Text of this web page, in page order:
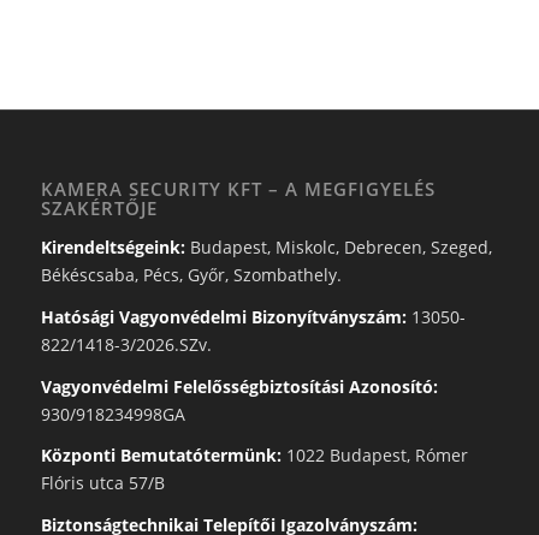
KAMERA SECURITY KFT – A MEGFIGYELÉS
SZAKÉRTŐJE
Kirendeltségeink:Budapest, Miskolc, Debrecen, Szeged,
Békéscsaba, Pécs, Győr, Szombathely.
Hatósági Vagyonvédelmi Bizonyítványszám:13050-
822/1418-3/2026.SZv.
Vagyonvédelmi Felelősségbiztosítási Azonosító:
930/918234998GA
Központi Bemutatótermünk:1022 Budapest, Rómer
Flóris utca 57/B
Biztonságtechnikai Telepítői Igazolványszám: